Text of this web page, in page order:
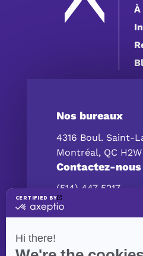
À
Nos bureaux
4316 Boul. Saint-
Montréal, QC H2W
Contactez-nous
(514) 447‑5217